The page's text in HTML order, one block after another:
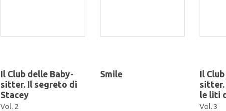
Il Club delle Baby-
sitter. Il segreto di
Stacey
Vol. 2
Smile
Il
sitter.
le liti
Vol. 3